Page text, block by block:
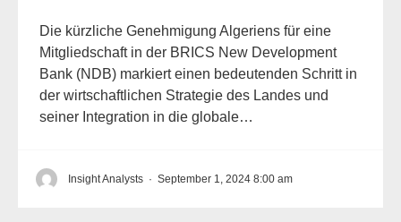
Die kürzliche Genehmigung Algeriens für eine
Mitgliedschaft in der BRICS New Development
Bank (NDB) markiert einen bedeutenden Schritt in
der wirtschaftlichen Strategie des Landes und
seiner Integration in die globale…
Insight Analysts · September 1, 2024 8:00 am